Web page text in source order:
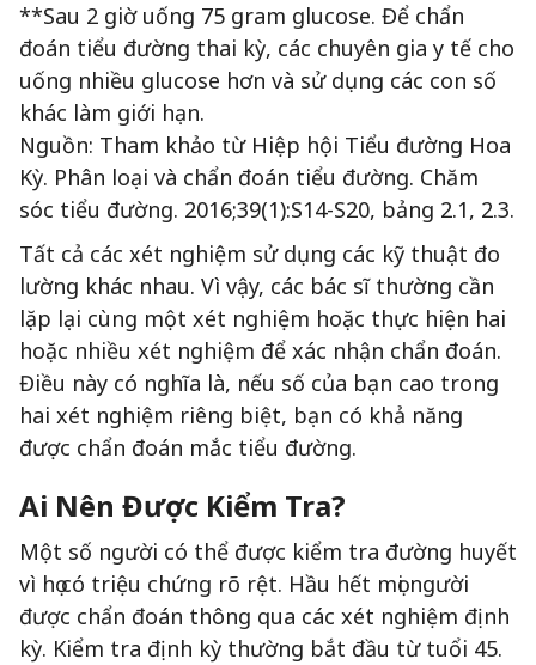
**Sau 2 giờ uống 75 gram glucose. Để chẩn
đoán tiểu đường thai kỳ, các chuyên gia y tế cho
uống nhiều glucose hơn và sử dụng các con số
khác làm giới hạn.
Nguồn: Tham khảo từ Hiệp hội Tiểu đường Hoa
Kỳ. Phân loại và chẩn đoán tiểu đường. Chăm
sóc tiểu đường. 2016;39(1):S14-S20, bảng 2.1, 2.3.
Tất cả các xét nghiệm sử dụng các kỹ thuật đo
lường khác nhau. Vì vậy, các bác sĩ thường cần
lặp lại cùng một xét nghiệm hoặc thực hiện hai
hoặc nhiều xét nghiệm để xác nhận chẩn đoán.
Điều này có nghĩa là, nếu số của bạn cao trong
hai xét nghiệm riêng biệt, bạn có khả năng
được chẩn đoán mắc tiểu đường.
Ai Nên Được Kiểm Tra?
Một số người có thể được kiểm tra đường huyết
vì họ có triệu chứng rõ rệt. Hầu hết mọi người
được chẩn đoán thông qua các xét nghiệm định
kỳ. Kiểm tra định kỳ thường bắt đầu từ tuổi 45.